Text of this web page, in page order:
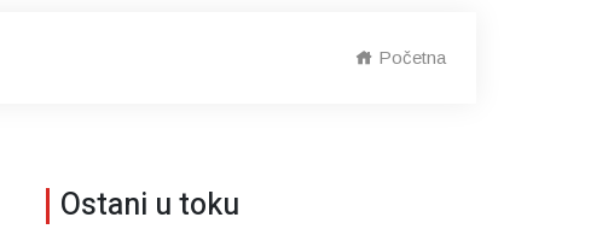
Početna
Ostani u toku